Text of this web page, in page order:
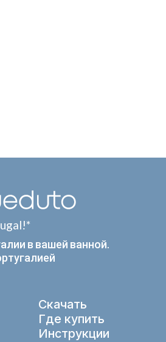
в вашей ванной.
Скачать
Где купить
Инструкции